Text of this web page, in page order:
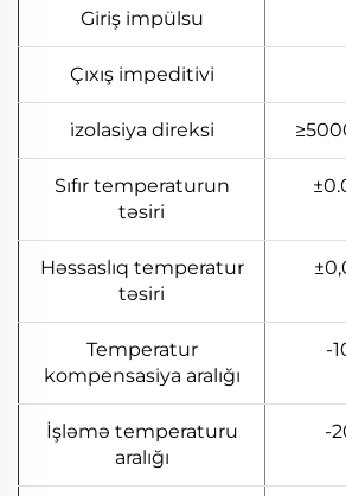
Giriş impülsu
Çıxış impeditivi
i̇zolasiya direksi
Sıfır temperaturun
təsiri
Həssaslıq temperatur
təsiri
Temperatur
kompensasiya aralığı
-
İşləmə temperaturu
aralığı
-